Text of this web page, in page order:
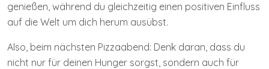
genießen, während du gleichzeitig einen positiven Einfluss
auf die Welt um dich herum ausübst.
Also, beim nächsten Pizzaabend: Denk daran, dass du
nicht nur für deinen Hunger sorgst, sondern auch für